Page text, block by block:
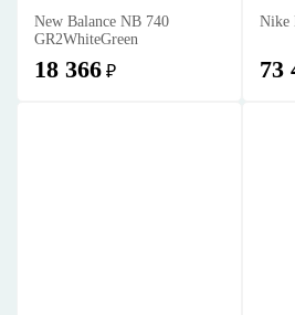
New Balance NB 740
GR2WhiteGreen
18 366 ₽
Nike
73